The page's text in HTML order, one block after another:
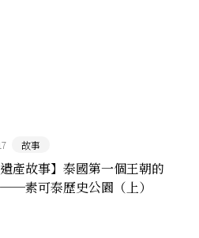
故事
遺產故事】泰國第一個王朝的
素可泰歷史公園（上）